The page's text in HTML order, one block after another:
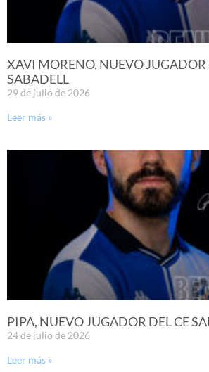
XAVI MORENO, NUEVO JUGADOR
SABADELL
29 de julio de 2026
Leer más »
PIPA, NUEVO JUGADOR DEL CE
24 de julio de 2026
Leer más »